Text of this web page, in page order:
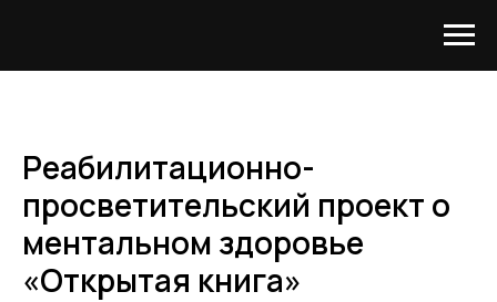
Реабилитационно-
просветительский проект о
ментальном здоровье
«Открытая книга»